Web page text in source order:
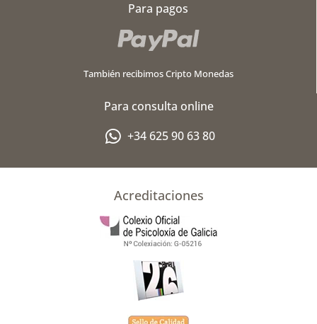
e
b
o
o
k
g
l
e
-
p
l
s
g
Para pagos
También recibimos Cripto Monedas
Para consulta online
+34 625 90 63 80
Acreditaciones